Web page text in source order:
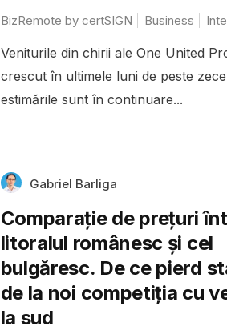
BizRemote by certSIGN Business
Veniturile din chirii ale One United
crescut în ultimele luni de peste
estimările sunt în continuare...
Gabriel Barliga
Comparație de prețuri
litoralul românesc și cel
bulgăresc. De ce pierd
de la noi competiția cu
la sud